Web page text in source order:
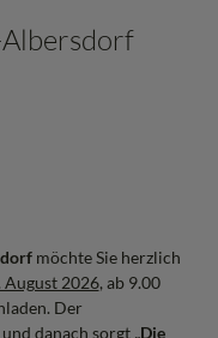
möchte Sie herzlich
August 2026, ab 9.00
Der
danach sorgt „Die